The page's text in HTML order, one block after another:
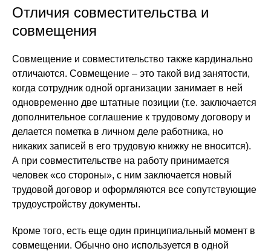
Отличия совместительства и
совмещения
Совмещение и совместительство также кардинально
отличаются. Совмещение – это такой вид занятости,
когда сотрудник одной организации занимает в ней
одновременно две штатные позиции (т.е. заключается
дополнительное соглашение к трудовому договору и
делается пометка в личном деле работника, но
никаких записей в его трудовую книжку не вносится).
А при совместительстве на работу принимается
человек «со стороны», с ним заключается новый
трудовой договор и оформляются все сопутствующие
трудоустройству документы.
Кроме того, есть еще один принципиальный момент в
совмещении. Обычно оно используется в одной